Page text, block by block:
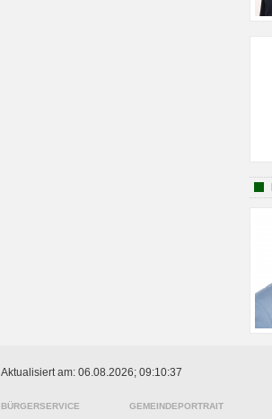
Aktualisiert am: 06.08.2026; 09:10:37
BÜRGERSERVICE
GEMEINDEPORTRAIT